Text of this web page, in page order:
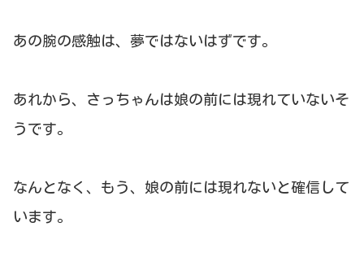
あの腕の感触は、夢ではないはずです。
あれから、さっちゃんは娘の前には現れていないそ
うです。
なんとなく、もう、娘の前には現れないと確信して
います。